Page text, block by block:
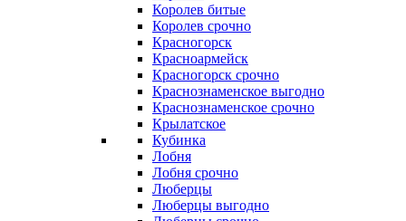
Королев битые
Королев срочно
Красногорск
Красноармейск
Красногорск срочно
Краснознаменское выгодно
Краснознаменское срочно
Крылатское
Кубинка
Лобня
Лобня срочно
Люберцы
Люберцы выгодно